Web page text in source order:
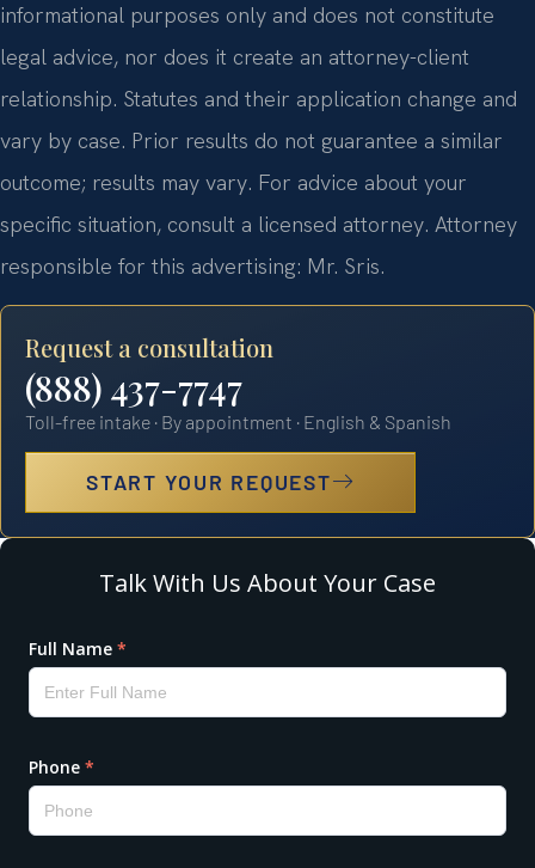
informational purposes only and does not constitute
legal advice, nor does it create an attorney-client
relationship. Statutes and their application change and
vary by case. Prior results do not guarantee a similar
outcome; results may vary. For advice about your
specific situation, consult a licensed attorney. Attorney
responsible for this advertising: Mr. Sris.
Request a consultation
(888) 437-7747
Toll-free intake · By appointment · English & Spanish
START YOUR REQUEST